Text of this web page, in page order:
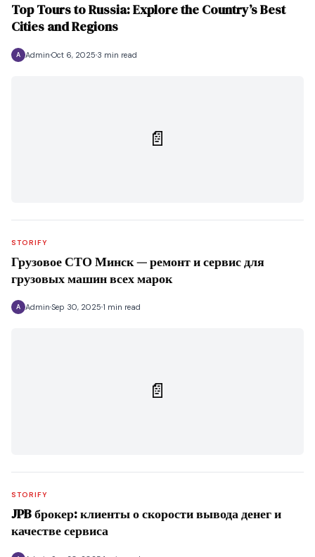
Top Tours to Russia: Explore the Country’s Best
Cities and Regions
A Admin Oct 6, 2025 3 min read
📄
STORIFY
Грузовое СТО Минск — ремонт и сервис для
грузовых машин всех марок
A Admin Sep 30, 2025 1 min read
📄
STORIFY
JPB брокер: клиенты о скорости вывода денег и
качестве сервиса